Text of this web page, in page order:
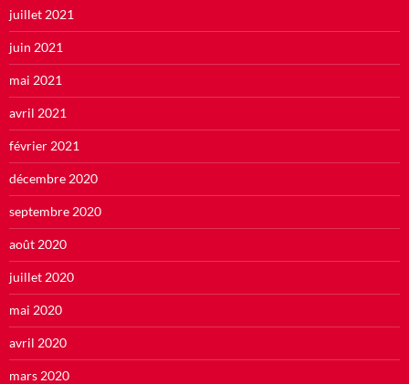
juillet 2021
juin 2021
mai 2021
avril 2021
février 2021
décembre 2020
septembre 2020
août 2020
juillet 2020
mai 2020
avril 2020
mars 2020